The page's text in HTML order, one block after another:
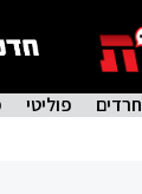
חרדים פוליטי